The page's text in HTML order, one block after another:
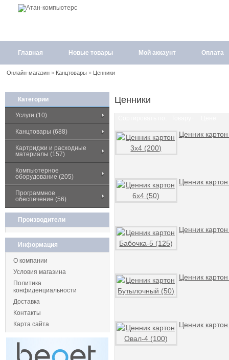
Главная Новые товары Мой аккаунт Оплата
Онлайн-магазин» Канцтовары» Ценники
Категории
Услуги (10)
Канцтовары (688)
Картриджи и расходные
материалы (157)
Компьютерное
оборудование (205)
Программное
обеспечение (56)
Производители
Информация
О компании
Условия магазина
Политика
конфиденциальности
Доставка
Контакты
Карта сайта
Ценники
Ценник
Ценник
Ценник
Ценник
Ценник